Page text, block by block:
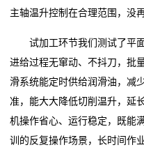
主轴温升控制在合理范围，没
试加工环节我们测试了平面
进给过程无窜动、不抖刀，批
滑系统能定时供给润滑油，减
准，能大大降低切削温升，延
机操作省心、运行稳定，既能
训的反复操作场景，长时间作